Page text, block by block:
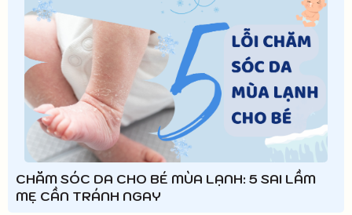
CHĂM SÓC DA CHO BÉ MÙA LẠNH: 5 SAI LẦM
MẸ CẦN TRÁNH NGAY